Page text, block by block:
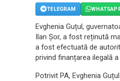
TELEGRAM
Evghenia Guțul,
Ilan Șor, a fost reținută
a fost efectuată de
privind finanțarea ilegală
Potrivit PA, Evghenia